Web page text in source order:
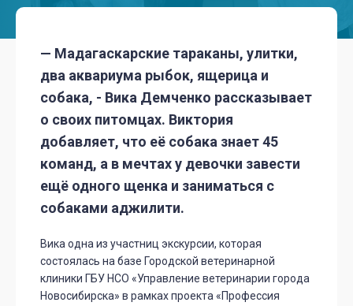
— Мадагаскарские тараканы, улитки,
два аквариума рыбок, ящерица и
собака, - Вика Демченко рассказывает
о своих питомцах. Виктория
добавляет, что её собака знает 45
команд, а в мечтах у девочки завести
ещё одного щенка и заниматься с
собаками аджилити.
Вика одна из участниц экскурсии, которая
состоялась на базе Городской ветеринарной
клиники ГБУ НСО «Управление ветеринарии города
Новосибирска» в рамках проекта «Профессия